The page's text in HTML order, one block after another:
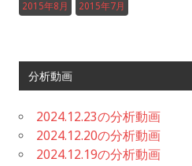
2015年8月 2015年7月
分析動画
2024.12.23の分析動画
2024.12.20の分析動画
2024.12.19の分析動画